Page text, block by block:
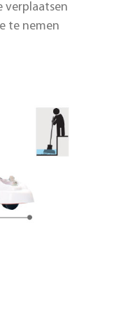
verplaatsen
te nemen